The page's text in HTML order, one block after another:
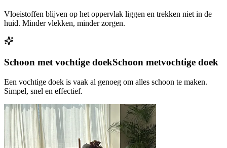
Vloeistoffen blijven op het oppervlak liggen en trekken niet in de
huid. Minder vlekken, minder zorgen.
Schoon met vochtige doekSchoon metvochtige doek
Een vochtige doek is vaak al genoeg om alles schoon te maken.
Simpel, snel en effectief.